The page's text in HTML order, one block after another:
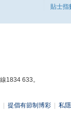
貼士指
1834 633。
提倡有節制博彩 私